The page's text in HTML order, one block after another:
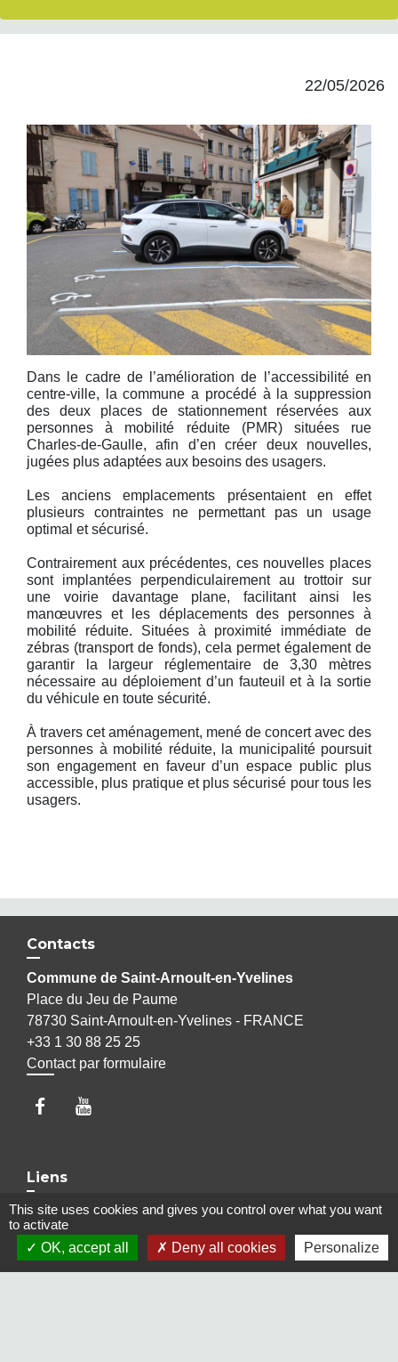
22/05/2026
Dans le cadre de l’amélioration de l’accessibilité en
centre-ville, la commune a procédé à la suppression
des deux places de stationnement réservées aux
personnes à mobilité réduite (PMR) situées rue
Charles-de-Gaulle, afin d’en créer deux nouvelles,
jugées plus adaptées aux besoins des usagers.
Les anciens emplacements présentaient en effet
plusieurs contraintes ne permettant pas un usage
optimal et sécurisé.
Contrairement aux précédentes, ces nouvelles places
sont implantées perpendiculairement au trottoir sur
une voirie davantage plane, facilitant ainsi les
manœuvres et les déplacements des personnes à
mobilité réduite. Situées à proximité immédiate de
zébras (transport de fonds), cela permet également de
garantir la largeur réglementaire de 3,30 mètres
nécessaire au déploiement d’un fauteuil et à la sortie
du véhicule en toute sécurité.
À travers cet aménagement, mené de concert avec des
personnes à mobilité réduite, la municipalité poursuit
son engagement en faveur d’un espace public plus
accessible, plus pratique et plus sécurisé pour tous les
usagers.
Contacts
Commune de Saint-Arnoult-en-Yvelines
Place du Jeu de Paume
78730 Saint-Arnoult-en-Yvelines - FRANCE
+33 1 30 88 25 25
Contact par formulaire
Liens
Maison Elsa Triolet Aragon
Office du Tourisme
Médiathèque "Les yeux d'Elsa"
This site uses cookies and gives you control over what you want
to activate
OK, accept all
Deny all cookies Personalize